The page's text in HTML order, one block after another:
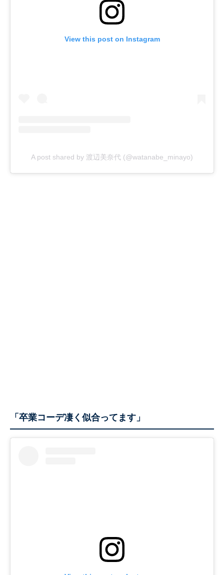
View this post on Instagram
A post shared by 渡辺美奈代 (@watanabe_minayo)
「卒業コーデ凄く似合ってます」